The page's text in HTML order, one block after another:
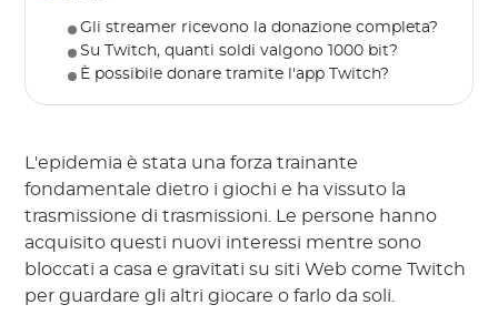
Gli streamer ricevono la donazione completa?
Su Twitch, quanti soldi valgono 1000 bit?
È possibile donare tramite l'app Twitch?
L'epidemia è stata una forza trainante
fondamentale dietro i giochi e ha vissuto la
trasmissione di trasmissioni. Le persone hanno
acquisito questi nuovi interessi mentre sono
bloccati a casa e gravitati su siti Web come Twitch
per guardare gli altri giocare o farlo da soli.